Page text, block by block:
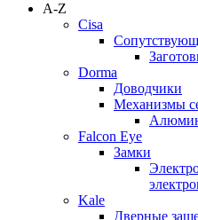
A-Z
Cisa
Dorma
Доводчики
Механизмы
Falcon Eye
Замки
Kale
Дверные